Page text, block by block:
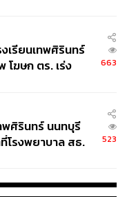
เรียนเทพศิรินทร์
ฆษก ตร. เร่ง
663
พศิรินทร์ นนทบุรี
โรงพยาบาล สธ.
523